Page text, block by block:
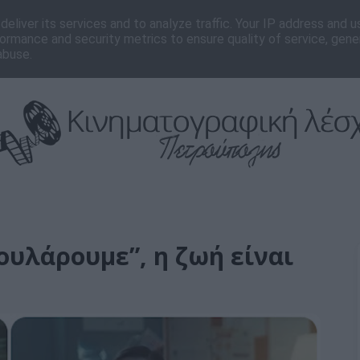
Editorial
η ζωή είναι
its services and to analyze traffic. Your IP address and
and security metrics to ensure quality of service,